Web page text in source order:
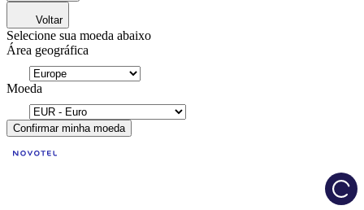
Voltar
Selecione sua moeda abaixo
Área geográfica
Moeda
Confirmar minha moeda